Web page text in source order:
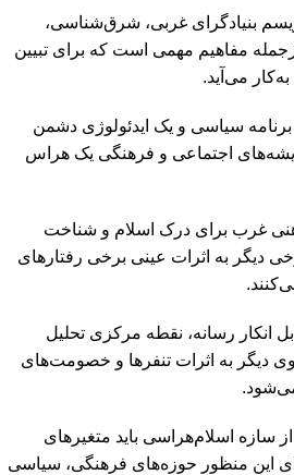
بنیادگرای غربی، شرق‌شناسی،
مفاهیم مهمی است که برای تبیین
می‌آید.
سیاسی و یک ایدئولوژی دشمن
اجتماعی و فرهنگی یک هراس
غرب برای درک اسلام و شناخت
دیگر به اثرات عینی برخی رفتار‌های
انکار رسانه، نقطه مرکزی تحلیل
دیگر به اثرات تنفرها و خصومت‌های
می‌شود.
سازه اسلام‌هراسی باید متغیرهای
این منظور حوزه‌های فرهنگی، سیاسی